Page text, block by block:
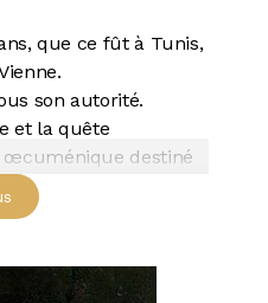
que ce fût à Tunis,
son autorité.
et la quête
œcuménique destiné
protestants.
empereur par le
sa brillante victoire